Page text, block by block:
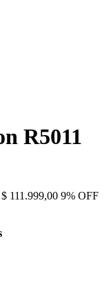
R5011
$ 111.999,00 9% OFF